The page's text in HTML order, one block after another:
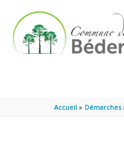
Accueil Démarches